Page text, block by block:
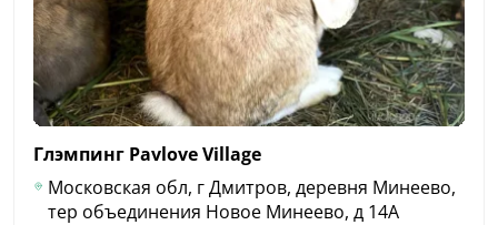
Глэмпинг PavloveVillage
Московская обл, г Дмитров, деревня Минеево,
тер объединения Новое Минеево, д 14А